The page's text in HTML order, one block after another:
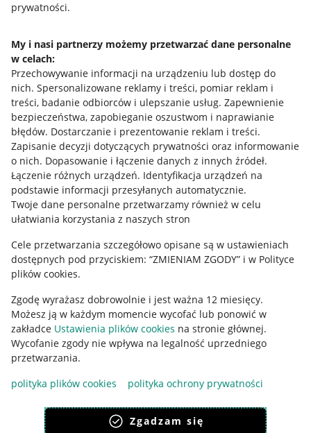
prywatności.
My i nasi partnerzy możemy przetwarzać dane personalne
w celach:
Przechowywanie informacji na urządzeniu lub dostęp do
nich. Spersonalizowane reklamy i treści, pomiar reklam i
treści, badanie odbiorców i ulepszanie usług. Zapewnienie
bezpieczeństwa, zapobieganie oszustwom i naprawianie
błędów. Dostarczanie i prezentowanie reklam i treści.
Zapisanie decyzji dotyczących prywatności oraz informowanie
o nich. Dopasowanie i łączenie danych z innych źródeł.
Łączenie różnych urządzeń. Identyfikacja urządzeń na
podstawie informacji przesyłanych automatycznie.
Twoje dane personalne przetwarzamy również w celu
ułatwiania korzystania z naszych stron
Cele przetwarzania szczegółowo opisane są w ustawieniach
dostępnych pod przyciskiem: “ZMIENIAM ZGODY” i w Polityce
plików cookies.
Zgodę wyrażasz dobrowolnie i jest ważna 12 miesięcy.
Możesz ją w każdym momencie wycofać lub ponowić w
zakładce Ustawienia plików cookies na stronie głównej.
Wycofanie zgody nie wpływa na legalność uprzedniego
przetwarzania.
polityka plików cookies
polityka ochrony prywatności
Zgadzam się
Jak to działa
Allegro Gadane dla sprzedających
Allegro Gadane dla kupujących
Mapa miejscowości
Informacje prawne
Regulamin
Polityka plików "cookies"
Ustawienia plików "cookies"
Udostępnianie lokalizacji
Informacje dla Aktu o Usługach Cyfrowych
Pobierz aplikację